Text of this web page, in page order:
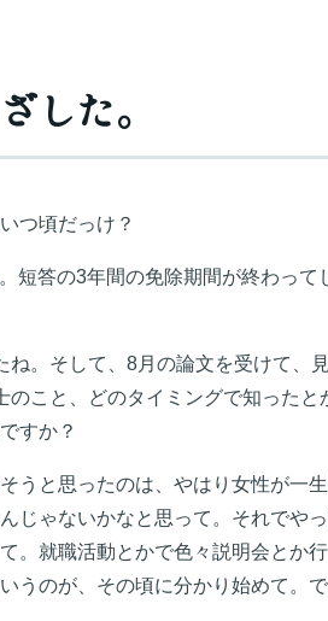
した。
つ頃だっけ？
答の3年間の免除期間が終わって
ね。そして、8月の論文を受けて、
こと、どのタイミングで知ったと
すか？
うと思ったのは、やはり女性が一
じゃないかなと思って。それでや
。就職活動とかで色々説明会とか行
うのが、その頃に分かり始めて。